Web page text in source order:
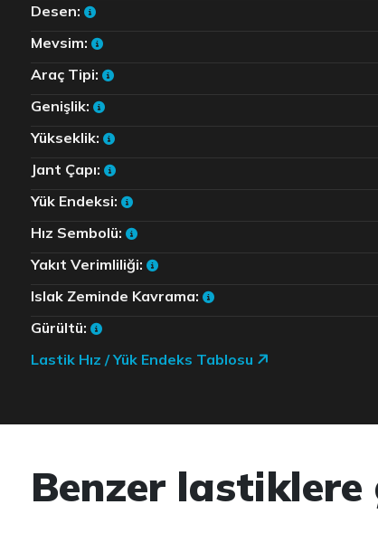
Desen:
Mevsim:
Araç Tipi:
Genişlik:
Yükseklik:
Jant Çapı:
Yük Endeksi:
Hız Sembolü:
Yakıt Verimliliği:
Islak Zeminde Kavrama:
Gürültü:
Lastik Hız / Yük Endeks Tablosu
Benzer lastiklere